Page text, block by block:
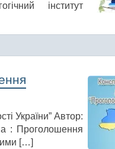
інститут
України” Автор:
: Проголошення
[…]